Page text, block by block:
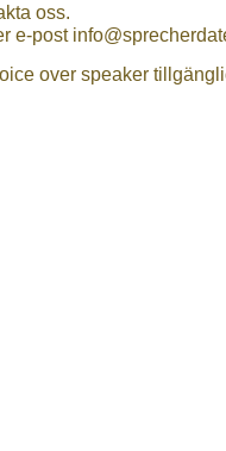
oss.
e-post
over speaker